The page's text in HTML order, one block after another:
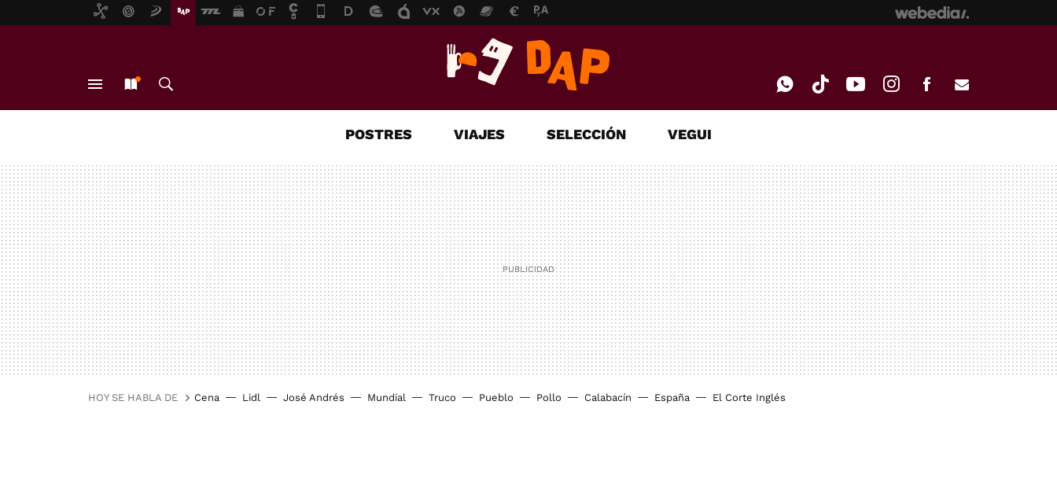
MAIL
POSTRES VIAJES SELECCIÓN VEGUI
HOY SE HABLA DE Cena Lidl José Andrés Mundial Truco Pueblo Pollo Calabacín España El Corte Inglés